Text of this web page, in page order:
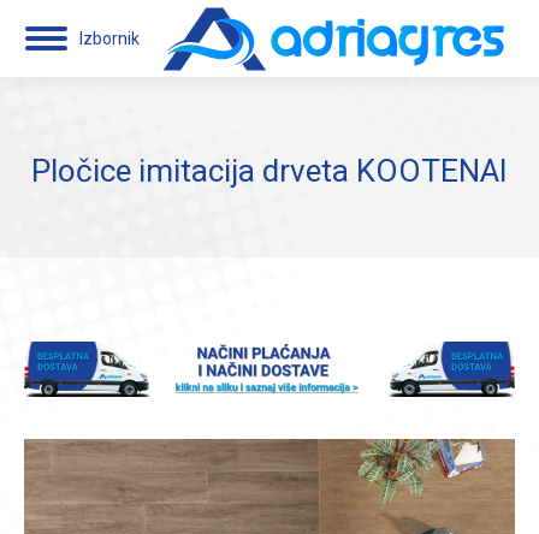
Izbornik
Pločice imitacija drveta KOOTENAI